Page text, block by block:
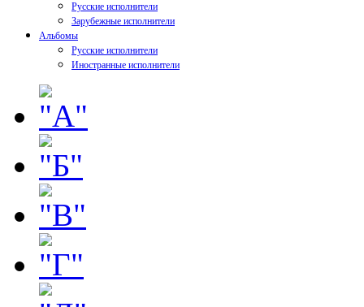
Русские исполнители
Зарубежные исполнители
Альбомы
Русские исполнители
Иностранные исполнители